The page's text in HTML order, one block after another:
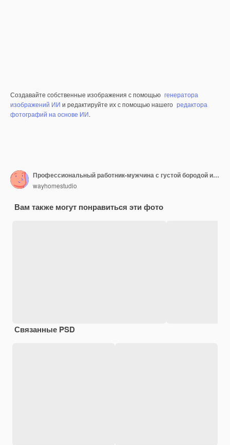
Создавайте собственные изображения с помощью генератора
изображений ИИ и редактируйте их с помощью нашего редактора
фотографий на основе ИИ.
Профессиональный работник-мужчина с густой бородой и модной прической, носит круглые очки и строгую рубашку.
wayhomestudio
Вам также могут понравиться эти фото
Связанные PSD